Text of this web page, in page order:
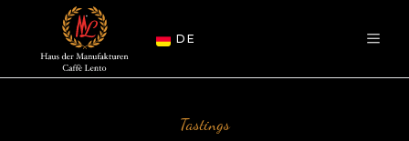
DE
Tastings